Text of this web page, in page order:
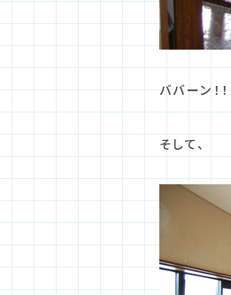
ババーン！！
そして、